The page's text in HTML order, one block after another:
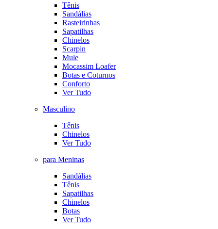
Tênis
Sandálias
Rasteirinhas
Sapatilhas
Chinelos
Scarpin
Mule
Mocassim Loafer
Botas e Coturnos
Conforto
Ver Tudo
Masculino
Tênis
Chinelos
Ver Tudo
para Meninas
Sandálias
Tênis
Sapatilhas
Chinelos
Botas
Ver Tudo